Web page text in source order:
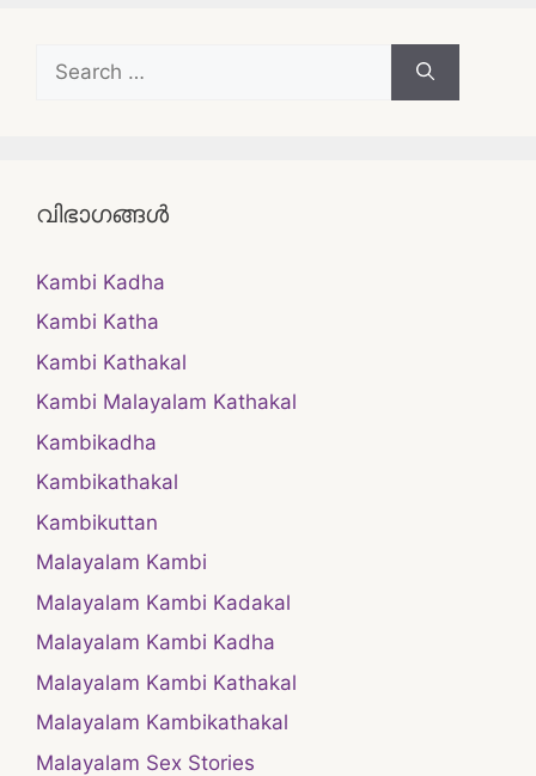
for:
വിഭാഗങ്ങൾ
Kambi Kadha
Kambi Katha
Kambi Kathakal
Kambi Malayalam Kathakal
Kambikadha
Kambikathakal
Kambikuttan
Malayalam Kambi
Malayalam Kambi Kadakal
Malayalam Kambi Kadha
Malayalam Kambi Kathakal
Malayalam Kambikathakal
Malayalam Sex Stories